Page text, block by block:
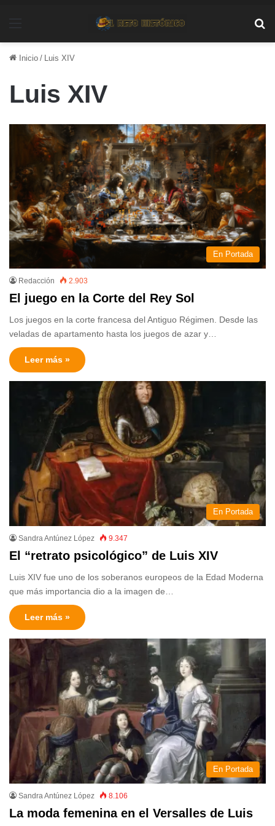
Inicio / Luis XIV
Luis XIV
En Portada
Redacción 2.903
El juego en la Corte del Rey Sol
Los juegos en la corte francesa del Antiguo Régimen. Desde las
veladas de apartamento hasta los juegos de azar y…
Leer más »
En Portada
Sandra Antúnez López 9.347
El “retrato psicológico” de Luis XIV
Luis XIV fue uno de los soberanos europeos de la Edad Moderna
que más importancia dio a la imagen de…
Leer más »
En Portada
Sandra Antúnez López 8.106
La moda femenina en el Versalles de Luis